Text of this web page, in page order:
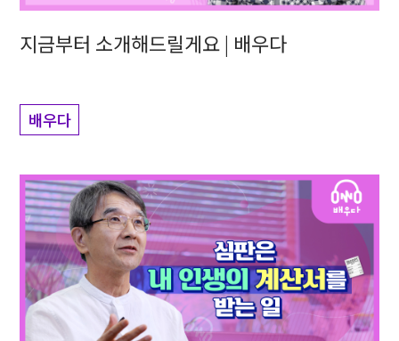
지금부터 소개해드릴게요 | 배우다
배우다